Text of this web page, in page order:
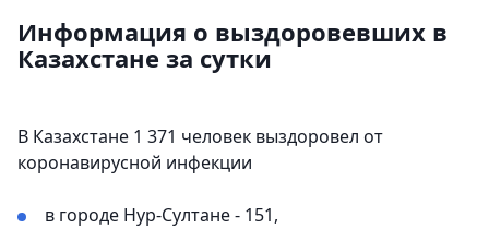
Информация о выздоровевших в
Казахстане за сутки
В Казахстане 1 371 человек выздоровел от
коронавирусной инфекции
в городе Нур-Султане - 151,